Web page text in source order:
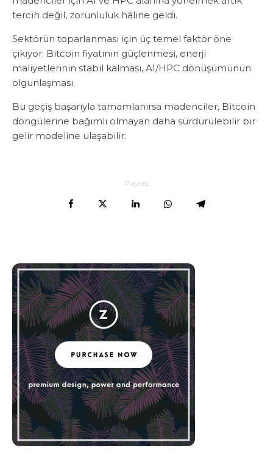
tercih değil, zorunluluk hâline geldi.
Sektörün toparlanması için üç temel faktör öne
çıkıyor: Bitcoin fiyatının güçlenmesi, enerji
maliyetlerinin stabil kalması, AI/HPC dönüşümünün
olgunlaşması.
Bu geçiş başarıyla tamamlanırsa madenciler, Bitcoin
döngülerine bağımlı olmayan daha sürdürülebilir bir
gelir modeline ulaşabilir.
Paylaş